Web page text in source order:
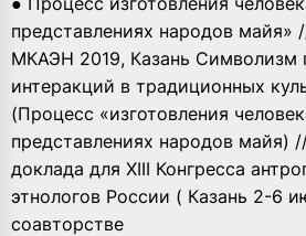
представлениях народов майя»
МКАЭН 2019, Казань Символизм
интеракций в традиционных
(Процесс «изготовления
представлениях народов майя)
доклада для XIII Конгресса
этнологов России ( Казань 2-6
соавторстве